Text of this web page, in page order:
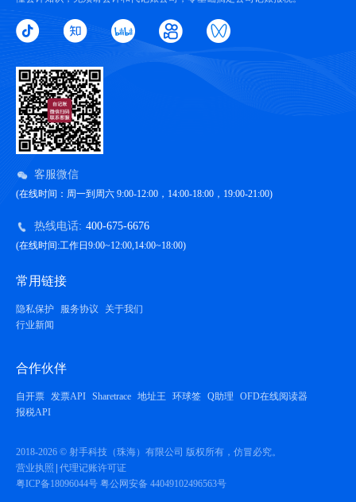
客服微信
(在线时间：周一到周六 9:00-12:00，14:00-18:00，19:00-21:00)
热线电话: 400-675-6676
(在线时间:工作日9:00~12:00,14:00~18:00)
常用链接
隐私保护 服务协议
关于我们
行业新闻
合作伙伴
自开票 发票API Sharetrace 地址王 环球签 Q助理
OFD在线阅读器
报税API
2018-2026 © 射手科技（珠海）有限公司 版权所有，仿冒必究。
营业执照 代理记账许可证
粤ICP备18096044号 粤公网安备 44049102496563号